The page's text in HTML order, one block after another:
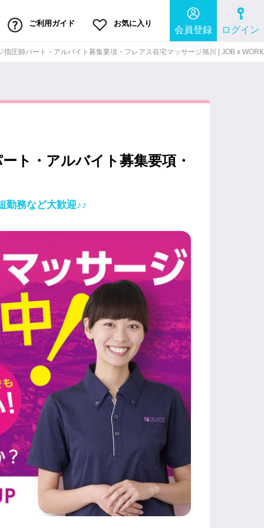
ご利用ガイド お気に入り
会員登録 ログイン
圧師パート・アルバイト募集要項・フレアス在宅マッサージ旭川 | JOB x WORK
ト・アルバイト募集要項・
勤務など大歓迎♪♪